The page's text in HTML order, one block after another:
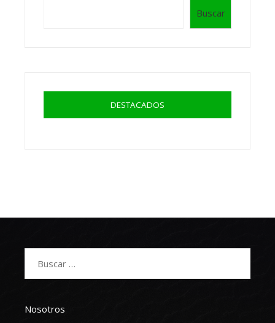
Buscar
DESTACADOS
Nosotros